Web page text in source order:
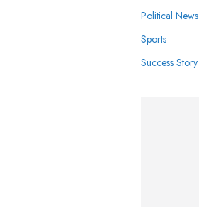
Political News
Sports
Success Story